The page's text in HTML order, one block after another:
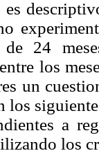
es
de 24
los
un
los
a
los